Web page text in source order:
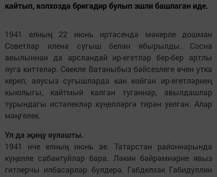
кайтып, колхозда бригадир булып эшли башлаган иде.
1941 елның 22 июнь иртәсендә мәкерле дошман
Советлар иленә сугыш белән ябырылды. Сосна
авылыннан да арсландай ир-егетләр бер-бер артлы
яуга киттеләр. Сөекле Ватаныбыз бәйсезлеге өчен утка
кереп, аяусыз сугышларда кан койган ир-егетләрнең
кыюлыгы, кайтмый калган туганнар, авылдашлар
турындагы истәлекләр күңелләргә тирән уелган. Алар
мәңгелек.
Ул да җиңү яулашты.
1941 нче елның июнь ае. Татарстан районнарында
күңелле сабантуйлар бара. Ләкин бәйрәмнәрне явыз
гитлерчы илбасарлар бүлдерә. Габделхак Габидуллин